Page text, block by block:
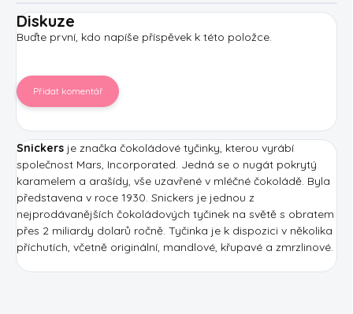
Diskuze
Buďte první, kdo napíše příspěvek k této položce.
Přidat komentář
Snickers je značka čokoládové tyčinky, kterou vyrábí
společnost Mars, Incorporated. Jedná se o nugát pokrytý
karamelem a arašídy, vše uzavřené v mléčné čokoládě. Byla
představena v roce 1930. Snickers je jednou z
nejprodávanějších čokoládových tyčinek na světě s obratem
přes 2 miliardy dolarů ročně. Tyčinka je k dispozici v několika
příchutích, včetně originální, mandlové, křupavé a zmrzlinové.